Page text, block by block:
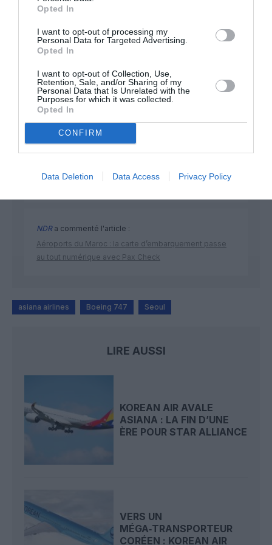
Opted In
I want to opt-out of processing my
Personal Data for Targeted Advertising.
Opted In
I want to opt-out of Collection, Use,
Retention, Sale, and/or Sharing of my
Personal Data that Is Unrelated with the
Purposes for which it was collected.
Opted In
CONFIRM
Data Deletion Data Access Privacy Policy
DERNIERS COMMENTAIRES
Aviationa commenté l'article :
Partenariat Malaysia Airlines – SNCF : une offre
intermodale entre Paris-CDG et 27 gares françaises
NDRa commenté l'article :
Aéroports du Maroc : la carte d’embarquement passe
au tout numérique avec Pax Check
asiana airlines Boeing 747 Seoul
LIRE AUSSI
KOREAN AIR AVALE
ASIANA : LA FIN D’UNE
ÈRE POUR STAR ALLIANCE
VERS UN
MÉGA‑TRANSPORTEUR
CORÉEN : KOREAN AIR